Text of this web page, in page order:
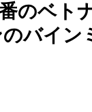
のベト
バイン